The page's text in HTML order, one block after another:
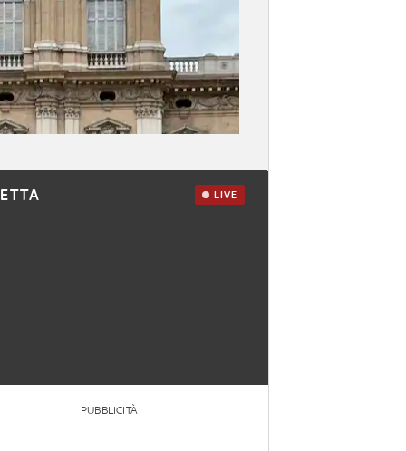
LIVE
PUBBLICITÀ